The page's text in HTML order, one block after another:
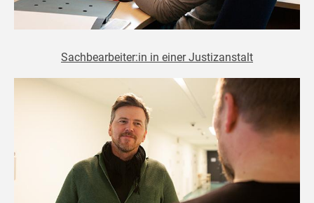
Sachbearbeiter:in in einer Justizanstalt